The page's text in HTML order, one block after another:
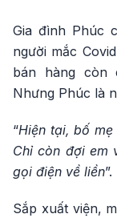
Gia đình Phúc
người mắc
bán hàng còn
Nhưng Phúc là
“Hiện tại, bố
Chỉ còn đợi em
gọi điện về liền”.
Sắp xuất viện,